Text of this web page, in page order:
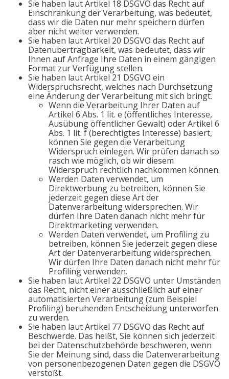
Sie haben laut Artikel 18 DSGVO das Recht auf
Einschränkung der Verarbeitung, was bedeutet,
dass wir die Daten nur mehr speichern dürfen
aber nicht weiter verwenden.
Sie haben laut Artikel 20 DSGVO das Recht auf
Datenübertragbarkeit, was bedeutet, dass wir
Ihnen auf Anfrage Ihre Daten in einem gängigen
Format zur Verfügung stellen.
Sie haben laut Artikel 21 DSGVO ein
Widerspruchsrecht, welches nach Durchsetzung
eine Änderung der Verarbeitung mit sich bringt.
Wenn die Verarbeitung Ihrer Daten auf
Artikel 6 Abs. 1 lit. e (öffentliches Interesse,
Ausübung öffentlicher Gewalt) oder Artikel 6
Abs. 1 lit. f (berechtigtes Interesse) basiert,
können Sie gegen die Verarbeitung
Widerspruch einlegen. Wir prüfen danach so
rasch wie möglich, ob wir diesem
Widerspruch rechtlich nachkommen können.
Werden Daten verwendet, um
Direktwerbung zu betreiben, können Sie
jederzeit gegen diese Art der
Datenverarbeitung widersprechen. Wir
dürfen Ihre Daten danach nicht mehr für
Direktmarketing verwenden.
Werden Daten verwendet, um Profiling zu
betreiben, können Sie jederzeit gegen diese
Art der Datenverarbeitung widersprechen.
Wir dürfen Ihre Daten danach nicht mehr für
Profiling verwenden.
Sie haben laut Artikel 22 DSGVO unter Umständen
das Recht, nicht einer ausschließlich auf einer
automatisierten Verarbeitung (zum Beispiel
Profiling) beruhenden Entscheidung unterworfen
zu werden.
Sie haben laut Artikel 77 DSGVO das Recht auf
Beschwerde. Das heißt, Sie können sich jederzeit
bei der Datenschutzbehörde beschweren, wenn
Sie der Meinung sind, dass die Datenverarbeitung
von personenbezogenen Daten gegen die DSGVO
verstößt.